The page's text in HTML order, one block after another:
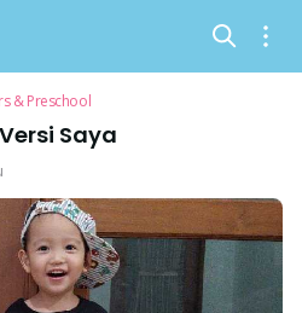
& Preschool
Saya